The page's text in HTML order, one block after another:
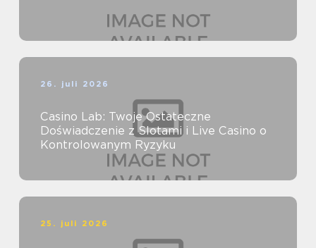
26. juli 2026
Casino Lab: Twoje Ostateczne
Doświadczenie z Slotami i Live Casino o
Kontrolowanym Ryzyku
25. juli 2026